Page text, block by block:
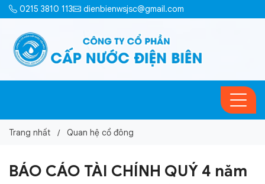
0215 3810 113 dienbienwsjsc@gmail.com
Trang nhất Quan hệ cổ đông
BÁO CÁO TÀI CHÍNH QUÝ 4 năm